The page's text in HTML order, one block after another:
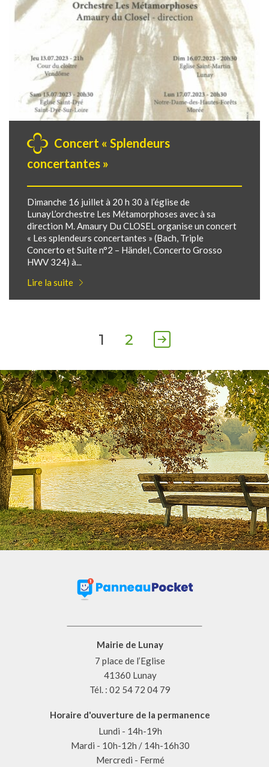
Concert « Splendeurs
concertantes »
Dimanche 16 juillet à 20 h 30 à l’église de
LunayL’orchestre Les Métamorphoses avec à sa
direction M. Amaury Du CLOSEL organise un concert
« Les splendeurs concertantes » (Bach, Triple
Concerto et Suite n°2 – Händel, Concerto Grosso
HWV 324) à...
Lire la suite
1 2
Mairie de Lunay
7 place de l’Eglise
41360 Lunay
Tél. : 02 54 72 04 79
Horaire d'ouverture de la permanence
Lundi - 14h-19h
Mardi - 10h-12h / 14h-16h30
Mercredi - Fermé